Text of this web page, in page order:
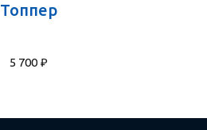
Топпер
5 700 ₽